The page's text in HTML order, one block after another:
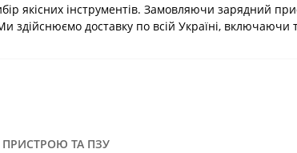
якісних інструментів. Замовляючи зарядний
здійснюємо доставку по всій Україні, включаючи
ТА ПЗУ